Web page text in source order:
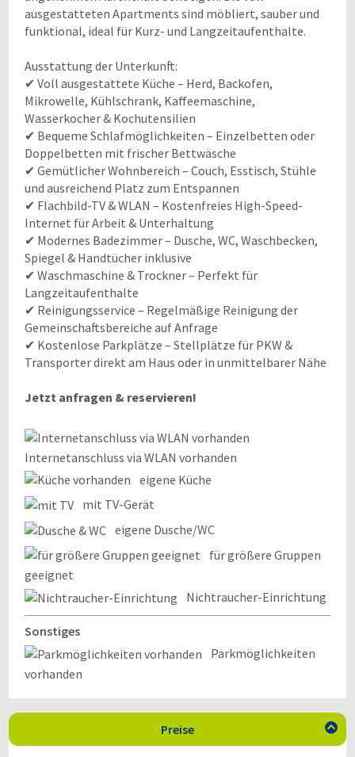
ausgestatteten Apartments sind möbliert, sauber und
funktional, ideal für Kurz- und Langzeitaufenthalte.
Ausstattung der Unterkunft:
✔ Voll ausgestattete Küche – Herd, Backofen,
Mikrowelle, Kühlschrank, Kaffeemaschine,
Wasserkocher & Kochutensilien
✔ Bequeme Schlafmöglichkeiten – Einzelbetten oder
Doppelbetten mit frischer Bettwäsche
✔ Gemütlicher Wohnbereich – Couch, Esstisch, Stühle
und ausreichend Platz zum Entspannen
✔ Flachbild-TV & WLAN – Kostenfreies High-Speed-
Internet für Arbeit & Unterhaltung
✔ Modernes Badezimmer – Dusche, WC, Waschbecken,
Spiegel & Handtücher inklusive
✔ Waschmaschine & Trockner – Perfekt für
Langzeitaufenthalte
✔ Reinigungsservice – Regelmäßige Reinigung der
Gemeinschaftsbereiche auf Anfrage
✔ Kostenlose Parkplätze – Stellplätze für PKW &
Transporter direkt am Haus oder in unmittelbarer Nähe
Jetzt anfragen & reservieren!
Internetanschluss via WLAN vorhanden
eigene Küche
mit TV-Gerät
eigene Dusche/WC
für größere Gruppen
geeignet
Nichtraucher-Einrichtung
Sonstiges
Parkmöglichkeiten
vorhanden
Preise 